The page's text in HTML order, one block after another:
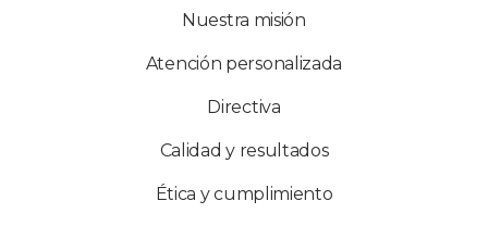
Nuestra misión
Atención personalizada
Directiva
Calidad y resultados
Ética y cumplimiento